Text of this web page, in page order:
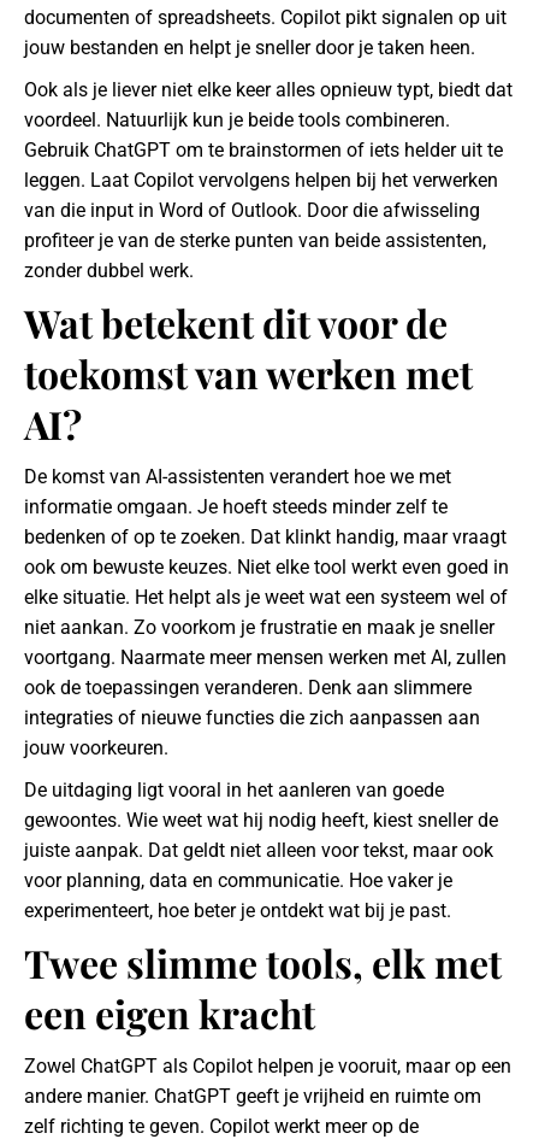
documenten of spreadsheets. Copilot pikt signalen op uit
jouw bestanden en helpt je sneller door je taken heen.
Ook als je liever niet elke keer alles opnieuw typt, biedt dat
voordeel. Natuurlijk kun je beide tools combineren.
Gebruik ChatGPT om te brainstormen of iets helder uit te
leggen. Laat Copilot vervolgens helpen bij het verwerken
van die input in Word of Outlook. Door die afwisseling
profiteer je van de sterke punten van beide assistenten,
zonder dubbel werk.
Wat betekent dit voor de
toekomst van werken met
AI?
De komst van AI-assistenten verandert hoe we met
informatie omgaan. Je hoeft steeds minder zelf te
bedenken of op te zoeken. Dat klinkt handig, maar vraagt
ook om bewuste keuzes. Niet elke tool werkt even goed in
elke situatie. Het helpt als je weet wat een systeem wel of
niet aankan. Zo voorkom je frustratie en maak je sneller
voortgang. Naarmate meer mensen werken met AI, zullen
ook de toepassingen veranderen. Denk aan slimmere
integraties of nieuwe functies die zich aanpassen aan
jouw voorkeuren.
De uitdaging ligt vooral in het aanleren van goede
gewoontes. Wie weet wat hij nodig heeft, kiest sneller de
juiste aanpak. Dat geldt niet alleen voor tekst, maar ook
voor planning, data en communicatie. Hoe vaker je
experimenteert, hoe beter je ontdekt wat bij je past.
Twee slimme tools, elk met
een eigen kracht
Zowel ChatGPT als Copilot helpen je vooruit, maar op een
andere manier. ChatGPT geeft je vrijheid en ruimte om
zelf richting te geven. Copilot werkt meer op de